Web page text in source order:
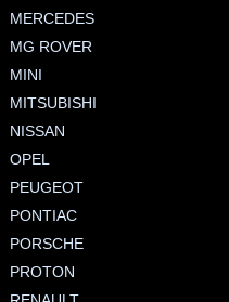
MERCEDES
MG ROVER
MINI
MITSUBISHI
NISSAN
OPEL
PEUGEOT
PONTIAC
PORSCHE
PROTON